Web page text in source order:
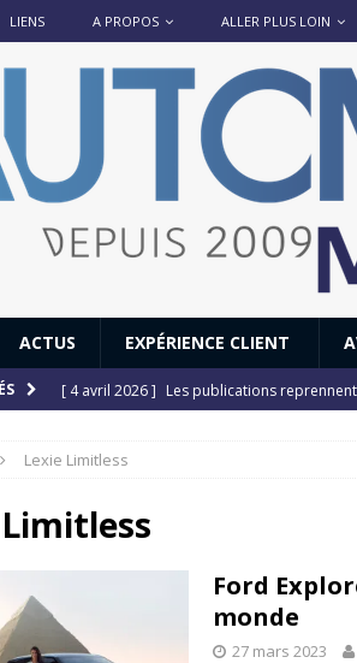
LIENS A PROPOS ALLER PLUS LOIN
ACTUS EXPÉRIENCE CLIENT
[ 4 avril 2026 ] Les publications
[ 12 juillet 2025 ]
[ 6 juillet 2025 ]
#StayHome : Honda
Lexie Limitless
Ford
monde
27 mars 2023